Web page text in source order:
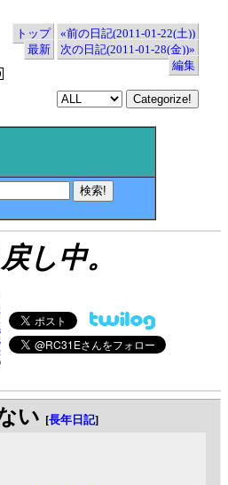
トップ
«前の日記(2011-01-22(土))
最新
次の日記(2011-01-28(金))»
編集
し中。
い [長年日記]